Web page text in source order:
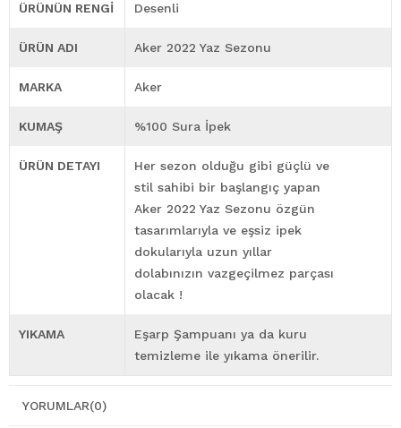
ÜRÜNÜN RENGİ Desenli
ÜRÜN ADI Aker 2022 Yaz Sezonu
MARKA Aker
KUMAŞ %100 Sura İpek
ÜRÜN DETAYI
Her sezon olduğu gibi güçlü ve
stil sahibi bir başlangıç yapan
Aker 2022 Yaz Sezonu özgün
tasarımlarıyla ve eşsiz ipek
dokularıyla uzun yıllar
dolabınızın vazgeçilmez parçası
olacak !
YIKAMA
Eşarp Şampuanı ya da kuru
temizleme ile yıkama önerilir.
YORUMLAR(0)